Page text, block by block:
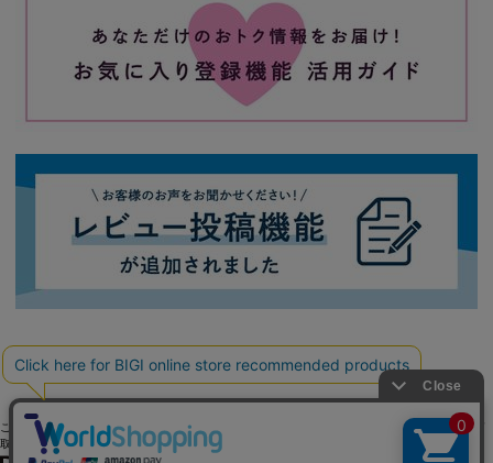
ご利用ガイド よくある質問 お問い合わせ 個人情報保護方針
特定商
取引法に基づく表記